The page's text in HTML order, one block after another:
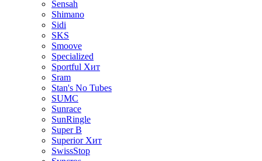
Sensah
Shimano
Sidi
SKS
Smoove
Specialized
Sportful Хит
Sram
Stan's No Tubes
SUMC
Sunrace
SunRingle
Super B
Superior Хит
SwissStop